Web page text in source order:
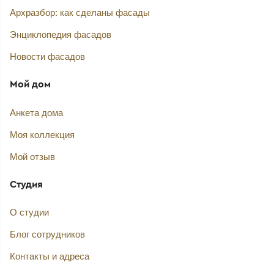
Архразбор: как сделаны фасады
Энциклопедия фасадов
Новости фасадов
Мой дом
Анкета дома
Моя коллекция
Мой отзыв
Студия
О студии
Блог сотрудников
Контакты и адреса